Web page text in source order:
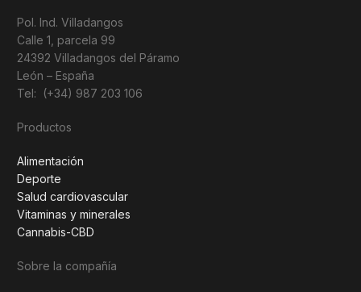
Pol. Ind. Villadangos
Calle 1, parcela 99
24392 Villadangos del Páramo
León – España
Tel: (+34) 987 203 106
Productos
Alimentación
Deporte
Salud cardiovascular
Vitaminas y minerales
Cannabis-CBD
Sobre la compañía